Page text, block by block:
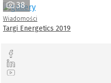
38
Wiadomości
Targi Energetics 2019